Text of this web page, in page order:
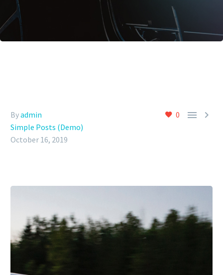
0  
Byadmin
Simple Posts (Demo)
October 16, 2019